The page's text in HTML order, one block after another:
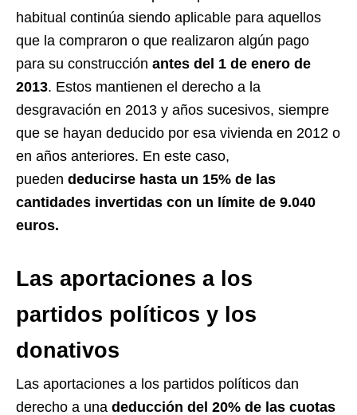
habitual continúa siendo aplicable para aquellos
que la compraron o que realizaron algún pago
para su construcción antes del 1 de enero de
2013. Estos mantienen el derecho a la
desgravación en 2013 y años sucesivos, siempre
que se hayan deducido por esa vivienda en 2012 o
en años anteriores. En este caso,
pueden deducirse hasta un 15% de las
cantidades invertidas con un límite de 9.040
euros.
Las aportaciones a los
partidos políticos y los
donativos
Las aportaciones a los partidos políticos dan
derecho a una deducción del 20% de las cuotas